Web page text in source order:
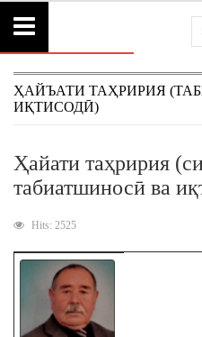
ҲАЙЪАТИ ТАҲРИРИЯ
ИҚТИСОДӢ)
Ҳайати таҳририя
табиатшиносӣ ва
Hits: 2525